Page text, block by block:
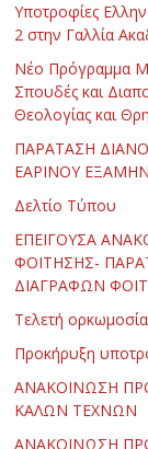
Υποτροφίες
2 στην Γαλλία
Νέο Πρόγραμμα
Σπουδές και
Θεολογίας και
ΠΑΡΑΤΑΣΗ
ΕΑΡΙΝΟΥ
Δελτίο Τύπου
ΕΠΕΙΓΟΥΣΑ
ΦΟΙΤΗΣΗΣ-
ΔΙΑΓΡΑΦΩΝ
Τελετή
Προκήρυξη
ΑΝΑΚΟΙΝΩΣΗ
ΚΑΛΩΝ ΤΕΧΝΩΝ
ΑΝΑΚΟΙΝΩΣΗ